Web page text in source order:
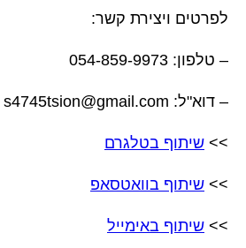
לפרטים ויצירת קשר:
– טלפון: 054-859-9973
– דוא"ל: s4745tsion@gmail.com
>> שיתוף בטלגרם
>> שיתוף בוואטסאפ
>> שיתוף באימייל